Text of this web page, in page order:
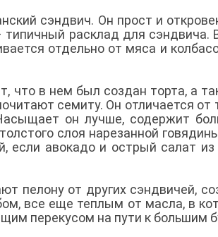
сэндвич. Он прост и
расклад для сэндвича.
отдельно от мяса и
что в нем был создан торта, а
семиту. Он отличается от
он лучше, содержит
слоя нарезанной
если авокадо и острый салат
пелону от других сэндвичей,
все еще теплым от масла, в
перекусом на пути к большим